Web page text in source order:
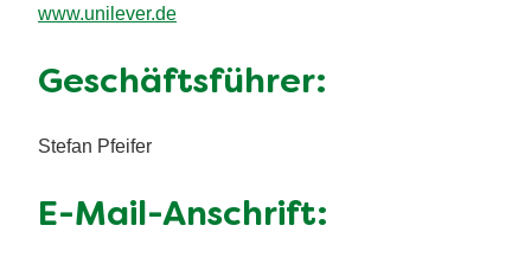
www.unilever.de
Geschäftsführer:
Stefan Pfeifer
E-Mail-Anschrift: